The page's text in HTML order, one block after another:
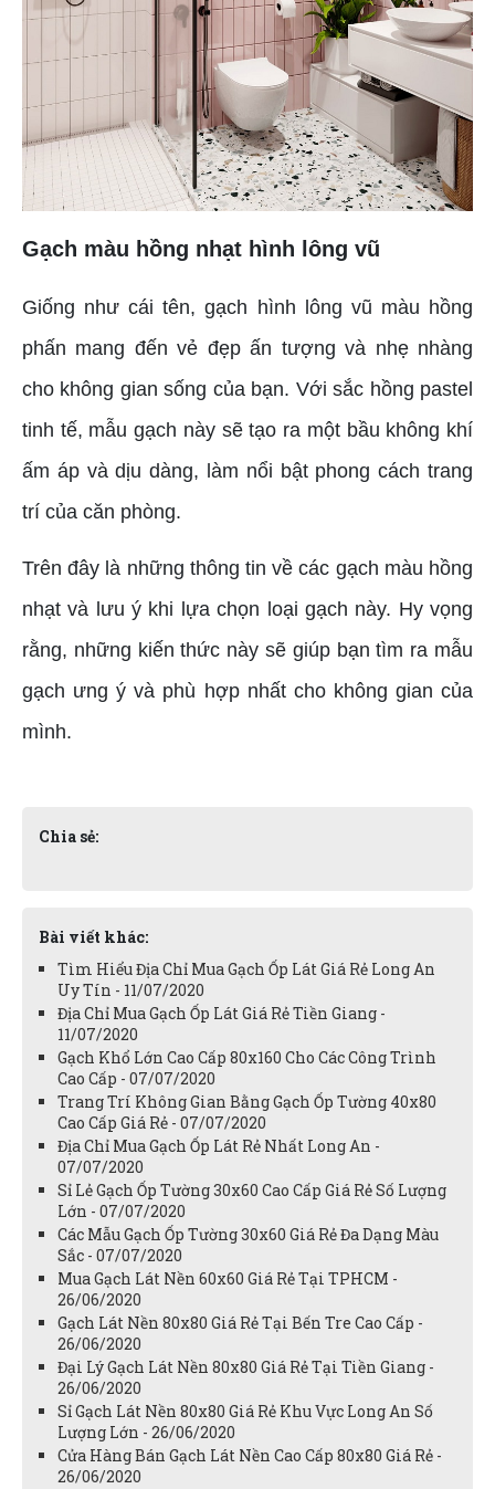
Gạch màu hồng nhạt hình lông vũ
Giống như cái tên, gạch hình lông vũ màu hồng
phấn mang đến vẻ đẹp ấn tượng và nhẹ nhàng
cho không gian sống của bạn. Với sắc hồng pastel
tinh tế, mẫu gạch này sẽ tạo ra một bầu không khí
ấm áp và dịu dàng, làm nổi bật phong cách trang
trí của căn phòng.
Trên đây là những thông tin về các gạch màu hồng
nhạt và lưu ý khi lựa chọn loại gạch này. Hy vọng
rằng, những kiến thức này sẽ giúp bạn tìm ra mẫu
gạch ưng ý và phù hợp nhất cho không gian của
mình.
Chia sẻ:
Bài viết khác:
Tìm Hiểu Địa Chỉ Mua Gạch Ốp Lát Giá Rẻ Long An
Uy Tín - 11/07/2020
Địa Chỉ Mua Gạch Ốp Lát Giá Rẻ Tiền Giang -
11/07/2020
Gạch Khổ Lớn Cao Cấp 80x160 Cho Các Công Trình
Cao Cấp - 07/07/2020
Trang Trí Không Gian Bằng Gạch Ốp Tường 40x80
Cao Cấp Giá Rẻ - 07/07/2020
Địa Chỉ Mua Gạch Ốp Lát Rẻ Nhất Long An -
07/07/2020
Sỉ Lẻ Gạch Ốp Tường 30x60 Cao Cấp Giá Rẻ Số Lượng
Lớn - 07/07/2020
Các Mẫu Gạch Ốp Tường 30x60 Giá Rẻ Đa Dạng Màu
Sắc - 07/07/2020
Mua Gạch Lát Nền 60x60 Giá Rẻ Tại TPHCM -
26/06/2020
Gạch Lát Nền 80x80 Giá Rẻ Tại Bến Tre Cao Cấp -
26/06/2020
Đại Lý Gạch Lát Nền 80x80 Giá Rẻ Tại Tiền Giang -
26/06/2020
Sỉ Gạch Lát Nền 80x80 Giá Rẻ Khu Vực Long An Số
Lượng Lớn - 26/06/2020
Cửa Hàng Bán Gạch Lát Nền Cao Cấp 80x80 Giá Rẻ -
26/06/2020